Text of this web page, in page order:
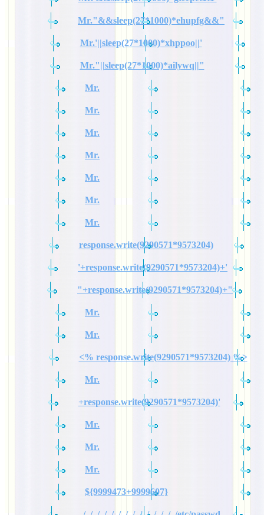
Mr."&&sleep(27*1000)*ehupfg&&"
Mr.'||sleep(27*1000)*xhppoo||'
Mr."||sleep(27*1000)*ailywq||"
Mr.
Mr.
Mr.
Mr.
Mr.
Mr.
Mr.
response.write(9290571*9573204)
'+response.write(9290571*9573204)+'
"+response.write(9290571*9573204)+"
Mr.
Mr.
<% response.write(9290571*9573204) %>
Mr.
+response.write(9290571*9573204)'
Mr.
Mr.
Mr.
${9999473+9999607}